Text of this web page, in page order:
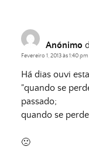
Anónimo
Fevereiro 1, 2013 às 1:40 pm
Há dias ouvi
"quando se
passado;
quando se
🙁